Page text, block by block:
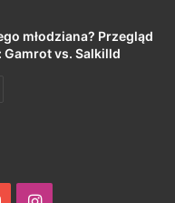
młodziana? Przegląd
Gamrot vs. Salkilld